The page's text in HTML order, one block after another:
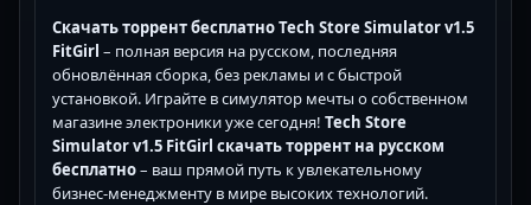
Скачать торрент бесплатно Tech Store Simulator v1.5
FitGirl – полная версия на русском, последняя
обновлённая сборка, без рекламы и с быстрой
установкой. Играйте в симулятор мечты о собственном
магазине электроники уже сегодня! Tech Store
Simulator v1.5 FitGirl скачать торрент на русском
бесплатно– ваш прямой путь к увлекательному
бизнес-менеджменту в мире высоких технологий.